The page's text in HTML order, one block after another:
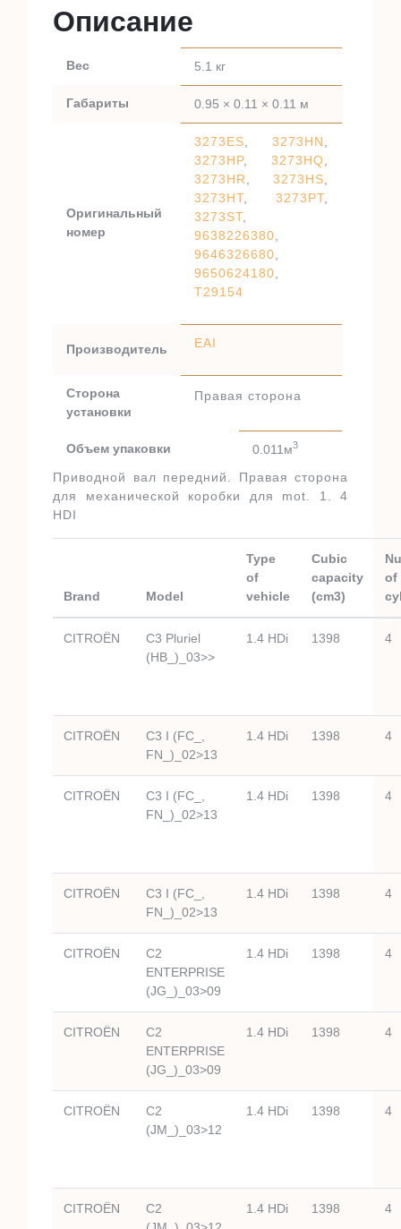
Описание
Вес 5.1 кг
Габариты 0.95 × 0.11 × 0.11 м
Оригинальный
номер
3273ES 3273HN
3273HP, 3273HQ
3273HR
3273HS
3273HT, 3273PT,
3273ST,
9638226380
9646326680
9650624180
T29154
Производитель EAI
Сторона
установки
Правая сторона
Объем упаковки 0.011м3
Приводной вал передний. Правая сторона
для механической коробки для mot. 1. 4
HDI
Brand Model
Type
of
vehicle
Cubic
capacity
(cm3)
of
CITROËN
C3 Pluriel
(HB_)_03>>
1.4 HDi 1398 4
CITROËN
C3 I (FC_,
FN_)_02>13
1.4 HDi 1398 4
CITROËN
C3 I (FC_,
FN_)_02>13
1.4 HDi 1398 4
CITROËN
C3 I (FC_,
FN_)_02>13
1.4 HDi 1398 4
CITROËN
C2
ENTERPRISE
(JG_)_03>09
1.4 HDi 1398 4
CITROËN
C2
ENTERPRISE
(JG_)_03>09
1.4 HDi 1398 4
CITROËN
C2
(JM_)_03>12
1.4 HDi 1398 4
CITROËN
C2
1.4 HDi 1398 4